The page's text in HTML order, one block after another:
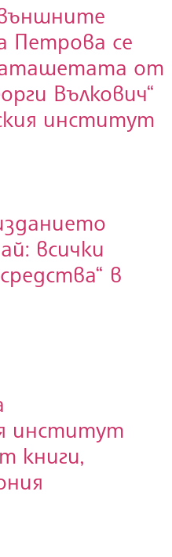
Петрова се
аташетата от
Вълкович“
институт
всички
в
институт
книги,